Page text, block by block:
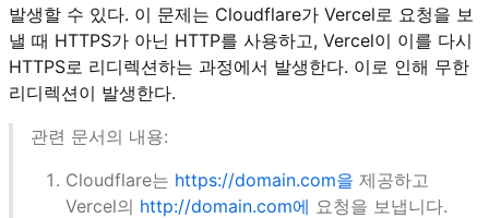
발생할 수 있다. 이 문제는 Cloudflare가 Vercel로 요청을 보
낼 때 HTTPS가 아닌 HTTP를 사용하고, Vercel이 이를 다시
HTTPS로 리디렉션하는 과정에서 발생한다. 이로 인해 무한
리디렉션이 발생한다.
관련 문서의 내용:
Cloudflare는 https://domain.com을 제공하고
Vercel의 http://domain.com에 요청을 보냅니다.